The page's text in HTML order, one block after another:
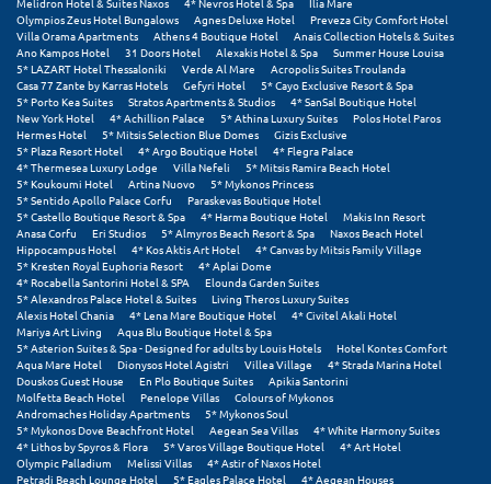
Πήλιο
Πιερία
Πλαταμώνας
Πλύτρα Λακωνίας
Πόρος
Πόρτο Χέλι
Πρέβεζα
Πύλος
Πύργος
Ρ
Ρέθυμνο
Olympios Zeus Hotel Bungalows
Agnes Deluxe Hotel
Preveza City Comfort Hotel
Villa Orama Apartments
Athens 4 Boutique Hotel
Anais Collection Hotels & Suites
Ano Kampos Hotel
31 Doors Hotel Alexakis Hotel & Spa
Summer House Louisa
5* LAZART Hotel Thessaloniki
Verde Al Mare
Acropolis Suites Troulanda
Casa 77 Zante by Karras Hotels
Gefyri Hotel
5* Cayo Exclusive Resort & Spa
5* Porto Kea Suites
Stratos Apartments & Studios
4* SanSal Boutique Hotel
New York Hotel
4* Achillion Palace 5* Athina Luxury Suites
Polos Hotel Paros
Hermes Hotel
5* Mitsis Selection Blue Domes
Gizis Exclusive
5* Plaza Resort Hotel
4* Argo Boutique Hotel
4* Flegra Palace
4* Thermesea Luxury Lodge
Villa Nefeli
5* Mitsis Ramira Beach Hotel
5* Koukoumi Hotel
Artina Nuovo
5* Mykonos Princess
5* Sentido Apollo Palace Corfu
Paraskevas Boutique Hotel
5* Castello Boutique Resort & Spa
4* Harma Boutique Hotel
Makis Inn Resort
Anasa Corfu
Eri Studios 5* Almyros Beach Resort & Spa
Naxos Beach Hotel
Hippocampus Hotel
4* Kos Aktis Art Hotel
4* Canvas by Mitsis Family Village
5* Kresten Royal Euphoria Resort
4* Aplai Dome
4* Rocabella Santorini Hotel & SPA
Elounda Garden Suites
5* Alexandros Palace Hotel & Suites
Living Theros Luxury Suites
Alexis Hotel Chania
4* Lena Mare Boutique Hotel
4* Civitel Akali Hotel
Mariya Art Living
Aqua Blu Boutique Hotel & Spa
5* Asterion Suites & Spa - Designed for adults by Louis Hotels
Hotel Kontes Comfort
Aqua Mare Hotel
Dionysos Hotel Agistri Villea Village
4* Strada Marina Hotel
Douskos Guest House
En Plo Boutique Suites
Apikia Santorini
Molfetta Beach Hotel
Penelope Villas
Colours of Mykonos
Andromaches Holiday Apartments
5* Mykonos Soul
5* Mykonos Dove Beachfront Hotel
Aegean Sea Villas
4* White Harmony Suites
4* Lithos by Spyros & Flora
5* Varos Village Boutique Hotel
4* Art Hotel
Olympic Palladium
Melissi Villas
4* Astir of Naxos Hotel
Petradi Beach Lounge Hotel
5* Eagles Palace Hotel
4* Aegean Houses